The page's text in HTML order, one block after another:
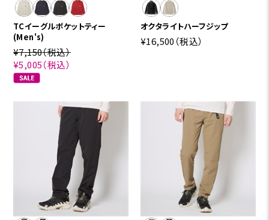
TCイーグルポケットティー
(Men's)
¥7,150（税込）
¥5,005（税込）
オクタライトハーフジップ
¥16,500 （税込）